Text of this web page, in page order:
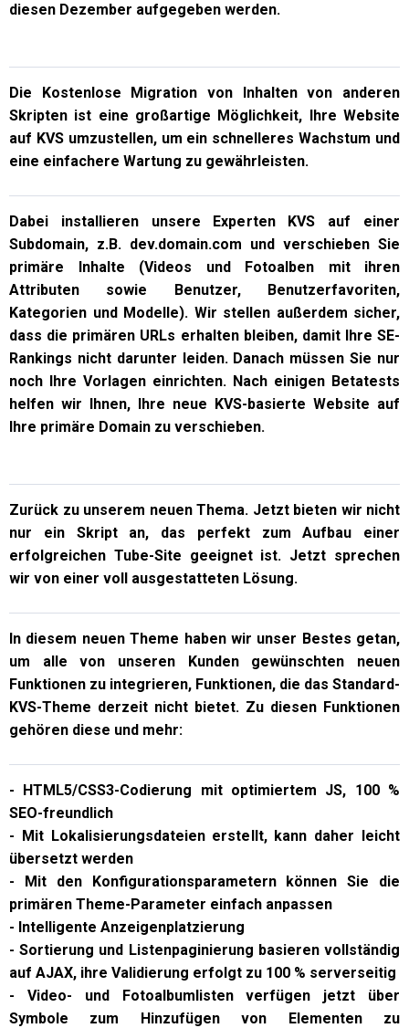
diesen Dezember aufgegeben werden.
Die Kostenlose Migration von Inhaltenvon anderen
Skripten ist eine großartige Möglichkeit, Ihre Website
auf KVS umzustellen, um ein schnelleres Wachstum und
eine einfachere Wartung zu gewährleisten.
Dabei installieren unsere Experten KVS auf einer
Subdomain, z.B. dev.domain.com und verschieben Sie
primäre Inhalte (Videos und Fotoalben mit ihren
Attributen sowie Benutzer, Benutzerfavoriten,
Kategorien und Modelle). Wir stellen außerdem sicher,
dass die primären URLs erhalten bleiben, damit Ihre SE-
Rankings nicht darunter leiden. Danach müssen Sie nur
noch Ihre Vorlagen einrichten. Nach einigen Betatests
helfen wir Ihnen, Ihre neue KVS-basierte Website auf
Ihre primäre Domain zu verschieben.
Zurück zu unserem neuen Thema. Jetzt bieten wir nicht
nur ein Skript an, das perfekt zum Aufbau einer
erfolgreichen Tube-Site geeignet ist. Jetzt sprechen
wir von einer voll ausgestatteten Lösung.
In diesem neuen Theme haben wir unser Bestes getan,
um alle von unseren Kunden gewünschten neuen
Funktionen zu integrieren, Funktionen, die das Standard-
KVS-Theme derzeit nicht bietet. Zu diesen Funktionen
gehören diese und mehr:
- HTML5/CSS3-Codierung mit optimiertem JS, 100 %
SEO-freundlich
- Mit Lokalisierungsdateien erstellt, kann daher leicht
übersetzt werden
- Mit den Konfigurationsparametern können Sie die
primären Theme-Parameter einfach anpassen
- Intelligente Anzeigenplatzierung
- Sortierung und Listenpaginierung basieren vollständig
auf AJAX, ihre Validierung erfolgt zu 100 % serverseitig
- Video- und Fotoalbumlisten verfügen jetzt über
Symbole zum Hinzufügen von Elementen zu